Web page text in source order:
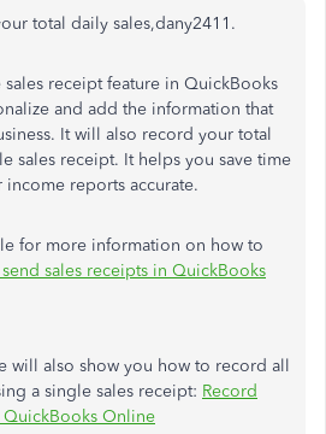
total daily sales,dany2411.
receipt feature in QuickBooks
and add the information that
It will also record your total
sales receipt. It helps you save time
reports accurate.
for more information on how to
sales receipts in QuickBooks
will also show you how to record all
a single sales receipt: Record
Online